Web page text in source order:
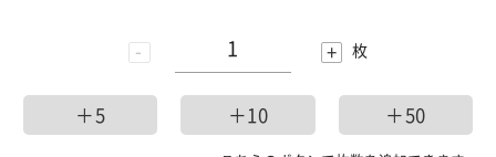
- + 枚
＋5 ＋10 ＋50